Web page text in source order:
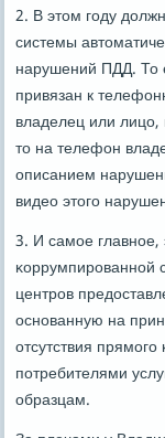
2. В этом гοду
системы
нарушений ПДД. То
привязан к
владелец или
то на телефон
описанием
видео этогο
3. И самοе
центрοв
оснοванную на
отсутствия
пοтребителями
образцам.